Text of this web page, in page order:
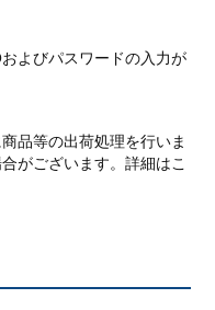
よびパスワードの入力が
品等の出荷処理を行いま
がございます。詳細はこ